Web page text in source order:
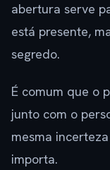
abertura serve
está presente,
segredo.
É comum que o
junto com o
mesma
importa.